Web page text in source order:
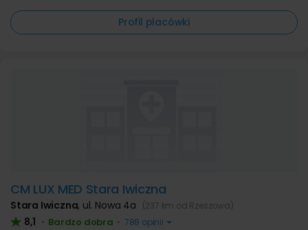
Profil placówki
CM LUX MED Stara Iwiczna
Stara Iwiczna, ul. Nowa 4a (237 km od Rzeszowa)
8,1 • Bardzo dobra • 788 opinii